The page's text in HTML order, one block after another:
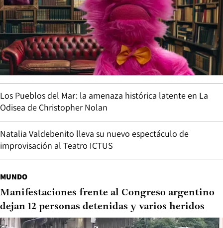
Los Pueblos del Mar: la amenaza histórica latente en La
Odisea de Christopher Nolan
Natalia Valdebenito lleva su nuevo espectáculo de
improvisación al Teatro ICTUS
MUNDO
Manifestaciones frente al Congreso argentino
dejan 12 personas detenidas y varios heridos